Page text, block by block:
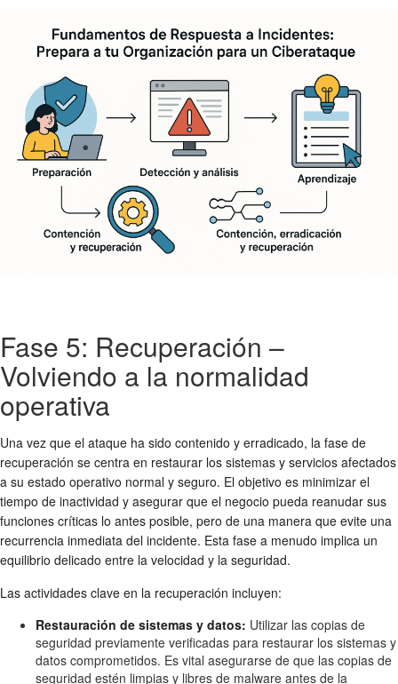
Fase 5: Recuperación –
Volviendo a la normalidad
operativa
Una vez que el ataque ha sido contenido y erradicado, la fase de
recuperación se centra en restaurar los sistemas y servicios afectados
a su estado operativo normal y seguro. El objetivo es minimizar el
tiempo de inactividad y asegurar que el negocio pueda reanudar sus
funciones críticas lo antes posible, pero de una manera que evite una
recurrencia inmediata del incidente. Esta fase a menudo implica un
equilibrio delicado entre la velocidad y la seguridad.
Las actividades clave en la recuperación incluyen:
Restauración de sistemas y datos: Utilizar las copias de
seguridad previamente verificadas para restaurar los sistemas y
datos comprometidos. Es vital asegurarse de que las copias de
seguridad estén limpias y libres de malware antes de la